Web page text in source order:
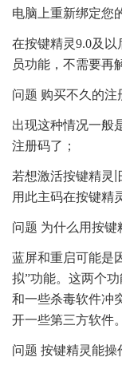
电脑上重新绑定您
在按键精灵9.0及
员功能，不需要再
问题 购买不久的注
出现这种情况一般
注册码了；
若想激活按键精灵
用此主码在按键精
问题 为什么用按键
蓝屏和重启可能是
拟”功能。这两个
和一些杀毒软件冲
开一些第三方软件。
问题 按键精灵能操